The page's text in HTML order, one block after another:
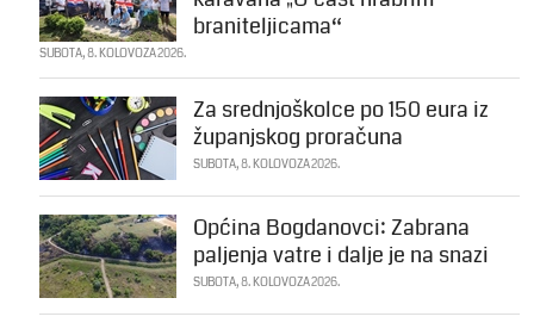
braniteljicama“
SUBOTA, 8. KOLOVOZA 2026.
Za srednjoškolce po 150 eura iz
županjskog proračuna
SUBOTA, 8. KOLOVOZA 2026.
Općina Bogdanovci: Zabrana
paljenja vatre i dalje je na snazi
SUBOTA, 8. KOLOVOZA 2026.